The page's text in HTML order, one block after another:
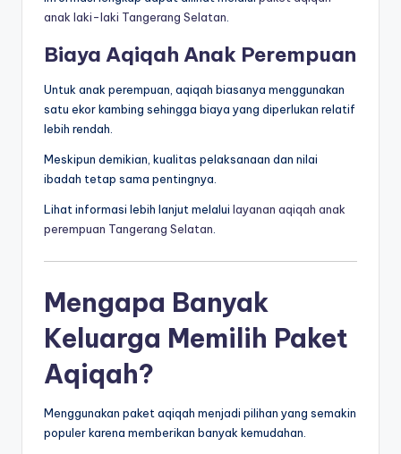
anak laki-laki Tangerang Selatan
Biaya Aqiqah Anak Perempuan
Untuk anak perempuan, aqiqah biasanya menggunakan
satu ekor kambing sehingga biaya yang diperlukan relatif
lebih rendah.
Meskipun demikian, kualitas pelaksanaan dan nilai
ibadah tetap sama pentingnya.
Lihat informasi lebih lanjut melalui layanan aqiqah anak
perempuan Tangerang Selatan
Mengapa Banyak
Keluarga Memilih Paket
Aqiqah?
Menggunakan paket aqiqah menjadi pilihan yang semakin
populer karena memberikan banyak kemudahan.